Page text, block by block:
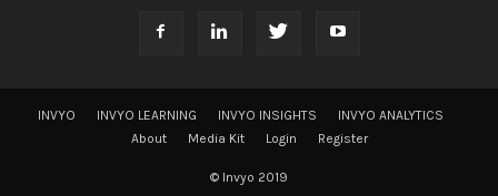
INVYO INVYO LEARNING INVYO INSIGHTS
INVYO ANALYTICS
About
Media Kit Login Register
© Invyo 2019